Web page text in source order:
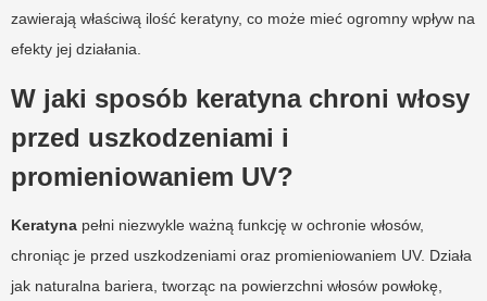
zawierają właściwą ilość keratyny, co może mieć ogromny wpływ na
efekty jej działania.
W jaki sposób keratyna chroni włosy
przed uszkodzeniami i
promieniowaniem UV?
Keratyna pełni niezwykle ważną funkcję w ochronie włosów,
chroniąc je przed uszkodzeniami oraz promieniowaniem UV. Działa
jak naturalna bariera, tworząc na powierzchni włosów powłokę,